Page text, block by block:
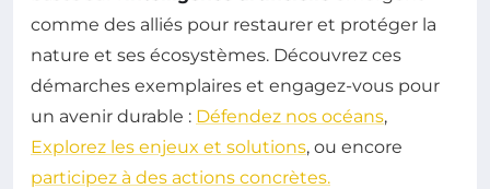
comme des alliés pour restaurer et protéger la
nature et ses écosystèmes. Découvrez ces
démarches exemplaires et engagez-vous pour
un avenir durable : Défendez nos océans,
Explorez les enjeux et solutions, ou encore
participez à des actions concrètes.